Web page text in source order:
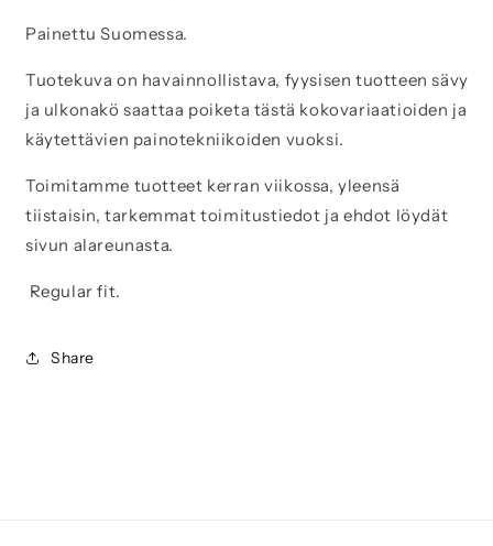
AINA
AINA
valkoinen
AINA
AINA
valkoinen
Painettu Suomessa.
Tuotekuva on havainnollistava, fyysisen tuotteen sävy
ja ulkonakö saattaa poiketa tästä kokovariaatioiden ja
käytettävien painotekniikoiden vuoksi.
Toimitamme tuotteet kerran viikossa, yleensä
tiistaisin, tarkemmat toimitustiedot ja ehdot löydät
sivun alareunasta.
Regular fit.
Share